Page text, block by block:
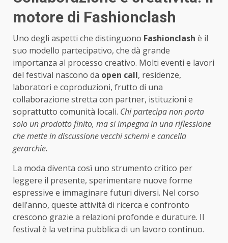
motore di Fashionclash
Uno degli aspetti che distinguono Fashionclash è il
suo modello partecipativo, che dà grande
importanza al processo creativo. Molti eventi e lavori
del festival nascono da open call, residenze,
laboratori e coproduzioni, frutto di una
collaborazione stretta con partner, istituzioni e
soprattutto comunità locali. Chi partecipa non porta
solo un prodotto finito, ma si impegna in una riflessione
che mette in discussione vecchi schemi e cancella
gerarchie.
La moda diventa così uno strumento critico per
leggere il presente, sperimentare nuove forme
espressive e immaginare futuri diversi. Nel corso
dell’anno, queste attività di ricerca e confronto
crescono grazie a relazioni profonde e durature. Il
festival è la vetrina pubblica di un lavoro continuo.